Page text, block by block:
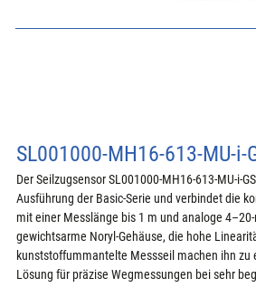
SL001000-MH16-613-MU-i-
Der Seilzugsensor SL001000-MH16-613-MU-i-
Ausführung der Basic-Serie und verbindet die
mit einer Messlänge bis 1 m und analoge
gewichtsarme Noryl-Gehäuse, die hohe
kunststoffummantelte Messseil machen ihn zu
Lösung für präzise Wegmessungen bei sehr